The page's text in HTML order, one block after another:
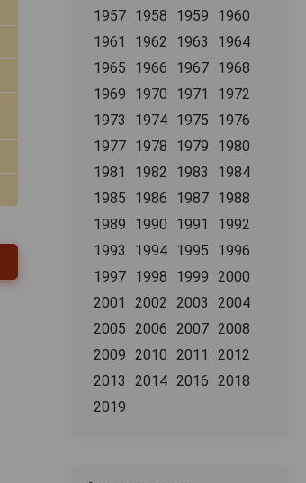
1957 1958 1959
1960
1961
1962 1963
1964
1965
1966 1967 1968
1969
1970 1971
1972
1973
1974 1975
1976
1977 1978 1979
1980
1981
1982 1983
1984
1985
1986 1987 1988
1989
1990 1991
1992
1993
1994 1995
1996
1997 1998 1999
2000
2001
2002 2003
2004
2005
2006 2007 2008
2009
2010 2011
2012
2013
2014 2016
2018
2019